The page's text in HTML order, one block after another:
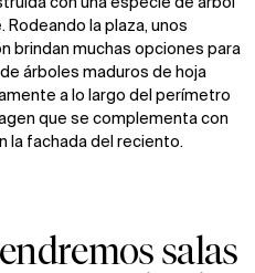
con una especie de árbol
la plaza, unos
brindan muchas opciones para
árboles maduros de hoja
a lo largo del perímetro
que se complementa con
la fachada del reciento.
salas